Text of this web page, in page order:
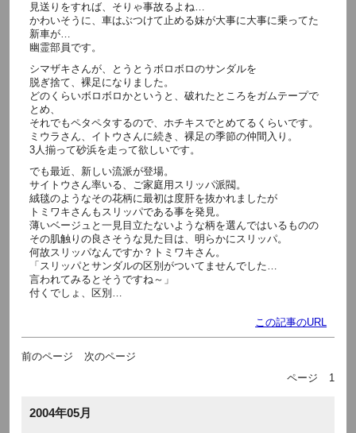
見送りをすれば、そりゃ事故るよね…
かわいそうに、車はぶつけて止める妹が大事に大事に乗ってた
新車が…
幽霊部員です。
シマザキさんが、とうとうボロボロのサンダルを
脱ぎ捨て、裸足になりました。
どのくらいボロボロかというと、破れたところをガムテープで
とめ、
それでもペタペタするので、ホチキスでとめてるくらいです。
ミウラさん、イトウさんに続き、裸足の季節の仲間入り。
3人揃って砂浜を走って欲しいです。
でも最近、新しい流派が登場。
サイトウさん率いる、ご家庭用スリッパ派閥。
絨毯のようなその花柄に最初は度肝を抜かれましたが
トミワキさんもスリッパである事を発見。
薄いベージュと一見目立たないような柄を選んではいるものの
その肌触りの良さそうな見た目は、明らかにスリッパ。
何故スリッパなんですか？トミワキさん。
「スリッパとサンダルの区別がついてませんでした…
言われてみるとそうですね～」
付くでしょ、区別…
この記事のURL
前のページ
次のページ
ページ
1
2004年05月